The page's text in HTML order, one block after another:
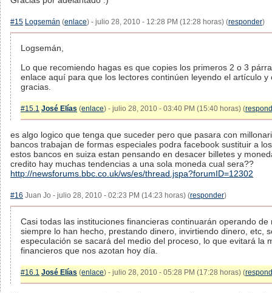
#15 Logsemán (enlace) - julio 28, 2010 - 12:28 PM (12:28 horas) (responder)
Logsemán,
Lo que recomiendo hagas es que copies los primeros 2 o 3
enlace aquí para que los lectores continúen leyendo el artículo
gracias.
#15.1 José Elías (enlace) - julio 28, 2010 - 03:40 PM (15:40 horas) (
es algo logico que tenga que suceder pero que pasara con
bancos trabajan de formas especiales podra facebook sustituir a
estos bancos en suiza estan pensando en desacer billetes y
credito hay muchas tendencias a una sola moneda cual sera??
http://newsforums.bbc.co.uk/ws/es/thread.jspa?forumID=12302
#16 Juan Jo - julio 28, 2010 - 02:23 PM (14:23 horas) (responder)
Casi todas las instituciones financieras continuarán operando
siempre lo han hecho, prestando dinero, invirtiendo dinero, etc,
especulación se sacará del medio del proceso, lo que evitará la
financieros que nos azotan hoy día.
#16.1 José Elías (enlace) - julio 28, 2010 - 05:28 PM (17:28 horas) (